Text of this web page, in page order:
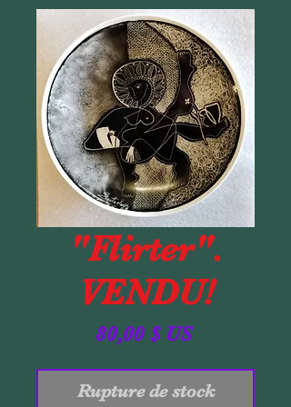
"Flirter".
VENDU!
80,00 $ USPrix
Rupture de stock